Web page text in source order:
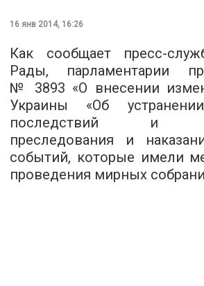
16 янв 2014, 16:26
Как сообщает пресс-
Рады, парламентарии
№ 3893 «О внесении
Украины «Об
последствий и
преследования и
событий, которые имели
проведения мирных